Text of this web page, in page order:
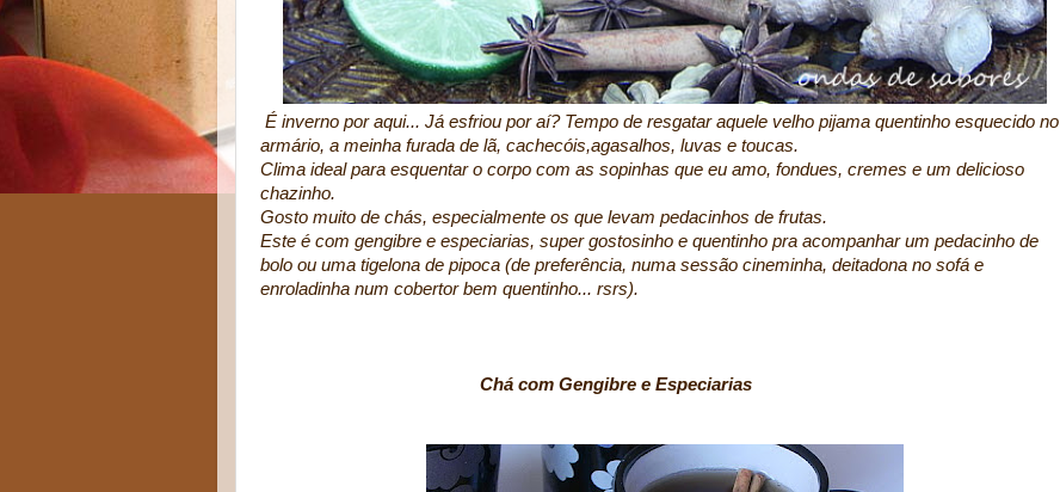
É inverno por aqui... Já esfriou por aí? Tempo de resgatar aquele velho pijama quentinho esquecido no
armário, a meinha furada de lã, cachecóis,agasalhos, luvas e toucas.
Clima ideal para esquentar o corpo com as sopinhas que eu amo, fondues, cremes e um delicioso
chazinho.
Gosto muito de chás, especialmente os que levam pedacinhos de frutas.
Este é com gengibre e especiarias, super gostosinho e quentinho pra acompanhar um pedacinho de
bolo ou uma tigelona de pipoca (de preferência, numa sessão cineminha, deitadona no sofá e
enroladinha num cobertor bem quentinho... rsrs).
Chá com Gengibre e Especiarias